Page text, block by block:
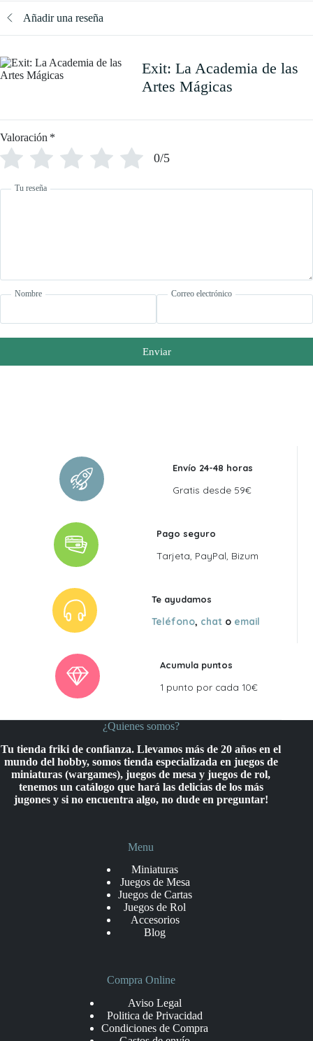
Añadir una reseña
Exit: La Academia de las
Artes Mágicas
Valoración *
0/5
Tu reseña
Nombre Correo electrónico
Enviar
Envío 24-48 horas
Gratis desde 59€
Pago seguro
Tarjeta, PayPal, Bizum
Te ayudamos
Teléfono, chat o email
Acumula puntos
1 punto por cada 10€
¿Quienes somos?
Tu tienda friki de confianza. Llevamos más de 20 años en el
mundo del hobby, somos tienda especializada en juegos de
miniaturas (wargames), juegos de mesa y juegos de rol,
tenemos un catálogo que hará las delicias de los más
jugones y si no encuentra algo, no dude en preguntar!
Menu
Miniaturas
Juegos de Mesa
Juegos de Cartas
Juegos de Rol
Accesorios
Blog
Compra Online
Aviso Legal
Politica de Privacidad
Condiciones de Compra